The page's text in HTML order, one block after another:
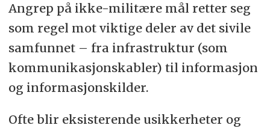
Angrep på ikke-militære mål retter seg
som regel mot viktige deler av det sivile
samfunnet – fra infrastruktur (som
kommunikasjonskabler) til informasjon
og informasjonskilder.
Ofte blir eksisterende usikkerheter og